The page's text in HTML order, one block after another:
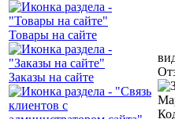
Товары на сайте
Заказы на сайте